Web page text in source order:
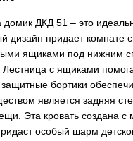
домик ДКД 51 – это
дизайн придает комнате
ящиками под нижним
Лестница с ящиками
бортики
является задняя
Эта кровать создана
особый шарм